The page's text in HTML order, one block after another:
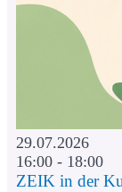
29.07.2026
16:00 - 18:00
ZEIK in der